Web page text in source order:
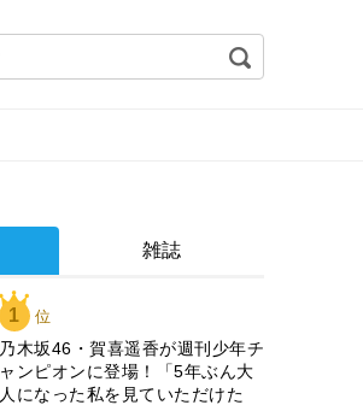
雑誌
1 位
乃木坂46・賀喜遥香が週刊少年チ
ャンピオンに登場！「5年ぶん大
人になった私を見ていただけた